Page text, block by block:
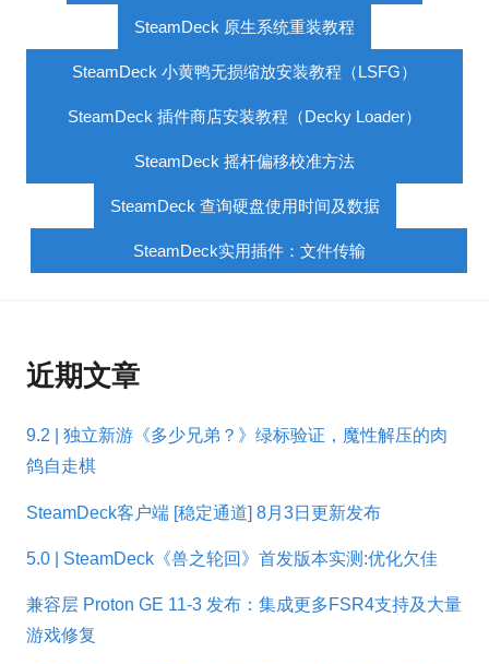
SteamDeck 原生系统重装教程
SteamDeck 小黄鸭无损缩放安装教程（LSFG）
SteamDeck 插件商店安装教程（Decky Loader）
SteamDeck 摇杆偏移校准方法
SteamDeck 查询硬盘使用时间及数据
SteamDeck实用插件：文件传输
近期文章
9.2 | 独立新游《多少兄弟？》绿标验证，魔性解压的肉
鸽自走棋
SteamDeck客户端 [稳定通道] 8月3日更新发布
5.0 | SteamDeck《兽之轮回》首发版本实测:优化欠佳
兼容层 Proton GE 11-3 发布：集成更多FSR4支持及大量
游戏修复